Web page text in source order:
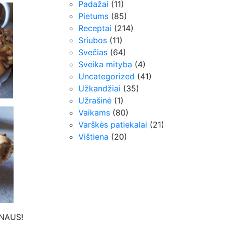
Padažai (11)
Pietums (85)
Receptai (214)
Sriubos (11)
Svečias (64)
Sveika mityba (4)
Uncategorized (41)
Užkandžiai (35)
Užrašinė (1)
Vaikams (80)
Varškės patiekalai (21)
Vištiena (20)